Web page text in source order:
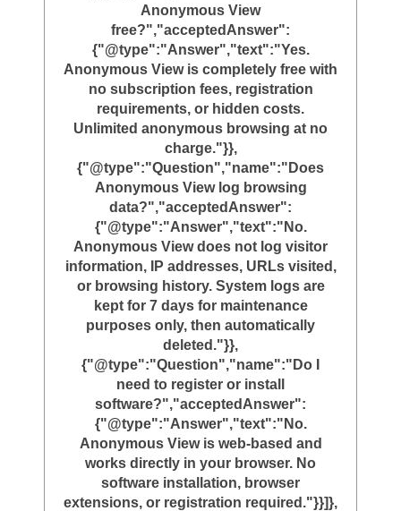
Anonymous View
free?","acceptedAnswer":
{"@type":"Answer","text":"Yes.
Anonymous View is completely free with
no subscription fees, registration
requirements, or hidden costs.
Unlimited anonymous browsing at no
charge."}},
{"@type":"Question","name":"Does
Anonymous View log browsing
data?","acceptedAnswer":
{"@type":"Answer","text":"No.
Anonymous View does not log visitor
information, IP addresses, URLs visited,
or browsing history. System logs are
kept for 7 days for maintenance
purposes only, then automatically
deleted."}},
{"@type":"Question","name":"Do I
need to register or install
software?","acceptedAnswer":
{"@type":"Answer","text":"No.
Anonymous View is web-based and
works directly in your browser. No
software installation, browser
extensions, or registration required."}}]},